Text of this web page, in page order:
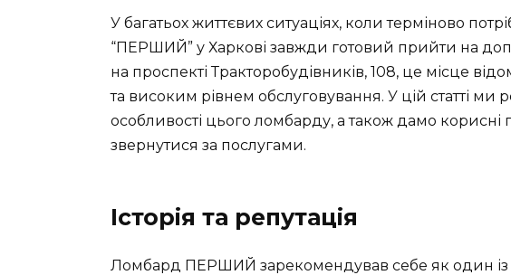
У багатьох життєвих ситуаціях, коли терміново
“ПЕРШИЙ” у Харкові завжди готовий прийти на
на проспекті Тракторобудівників, 108, це місце
та високим рівнем обслуговування. У цій статті ми
особливості цього ломбарду, а також дамо корисні
звернутися за послугами.
Історія та репутація
Ломбард ПЕРШИЙ зарекомендував себе як один із